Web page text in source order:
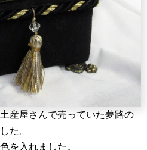
産屋さんで売っていた夢路の
た。
を入れました。